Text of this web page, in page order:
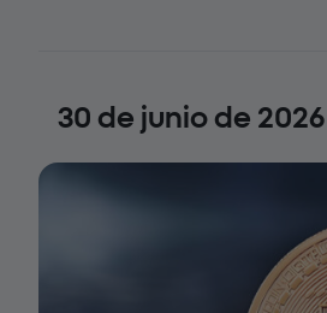
30 de junio de 2026